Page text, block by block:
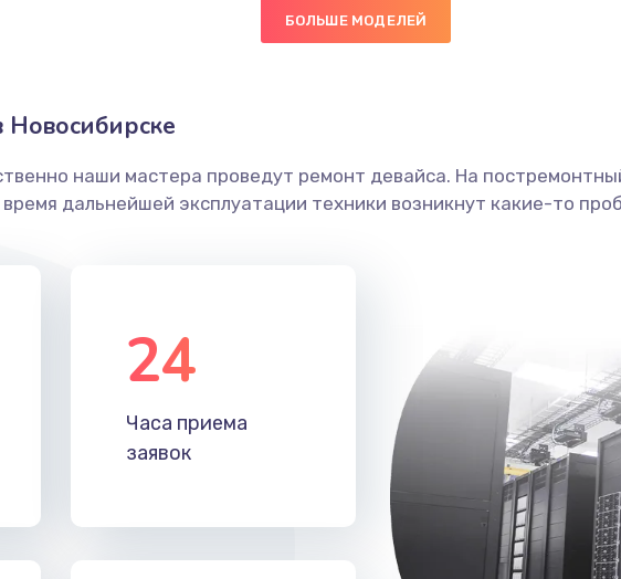
БОЛЬШЕ МОДЕЛЕЙ
Новосибирске
наши мастера проведут ремонт девайса. На
время дальнейшей эксплуатации техники возникнут какие-то
24
Часа приема
заявок